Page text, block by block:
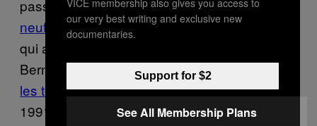
passant par l’Espagne et le Luxembourg,
neuf pays ont suivi l’exemple de la Suisse,
qui a ouvert sa première SCMR en 1986 à
Berne, où le nombre de morts du Sida chez
les toxicomanes a diminué de 80%entre
1991 et 2009, selonl’Express. Dans les
our very best writing and exclusive new
documentaries.
Support for $2
See All Membership Plans